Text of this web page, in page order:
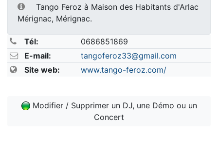
Tango Feroz à Maison des Habitants d'Arlac
Mérignac, Mérignac.
Tél:
0686851869
E-mail:
tangoferoz33@gmail.com
Site web:
www.tango-feroz.com/
Modifier / Supprimer un DJ, une Démo ou un
Concert